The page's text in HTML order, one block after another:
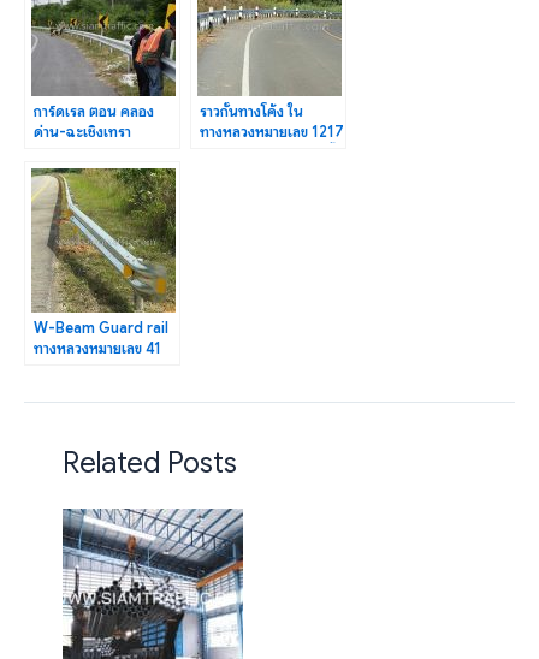
การ์ดเรล ตอน คลอง
ด่าน-ฉะเชิงเทรา
กม.71+902
ราวกั้นทางโค้ง ใน
ทางหลวงหมายเลข 1217
W-Beam Guard rail
ทางหลวงหมายเลข 41
Related Posts